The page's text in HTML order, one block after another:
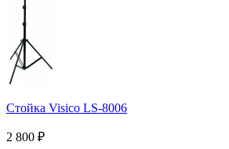
Стойка Visico LS-8006
2 800 ₽